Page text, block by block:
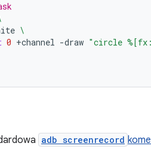
\
0 +channel -draw "circle
adb screenrecord